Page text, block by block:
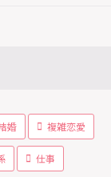
婚 複雑恋愛
仕事